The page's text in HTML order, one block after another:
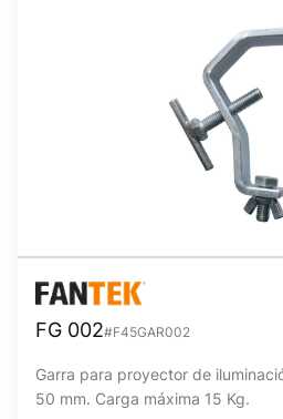
FG 002#F45GAR002
Garra para proyector de
50 mm. Carga máxima 15 Kg.